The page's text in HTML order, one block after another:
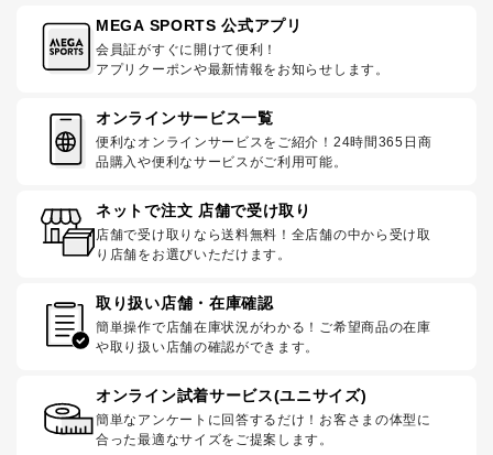
MEGA SPORTS 公式アプリ
会員証がすぐに開けて便利！
アプリクーポンや最新情報をお知らせします。
オンラインサービス一覧
便利なオンラインサービスをご紹介！24時間365日商
品購入や便利なサービスがご利用可能。
ネットで注文 店舗で受け取り
店舗で受け取りなら送料無料！全店舗の中から受け取
り店舗をお選びいただけます。
取り扱い店舗・在庫確認
簡単操作で店舗在庫状況がわかる！ご希望商品の在庫
や取り扱い店舗の確認ができます。
オンライン試着サービス(ユニサイズ)
簡単なアンケートに回答するだけ！お客さまの体型に
合った最適なサイズをご提案します。